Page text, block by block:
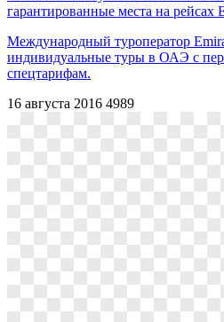
гарантированные места на рейсах
Международный туроператор
индивидуальные туры в ОАЭ c
спецтарифам.
16 августа 2016 4989